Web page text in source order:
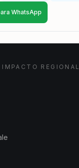
WhatsApp
REGIONAL